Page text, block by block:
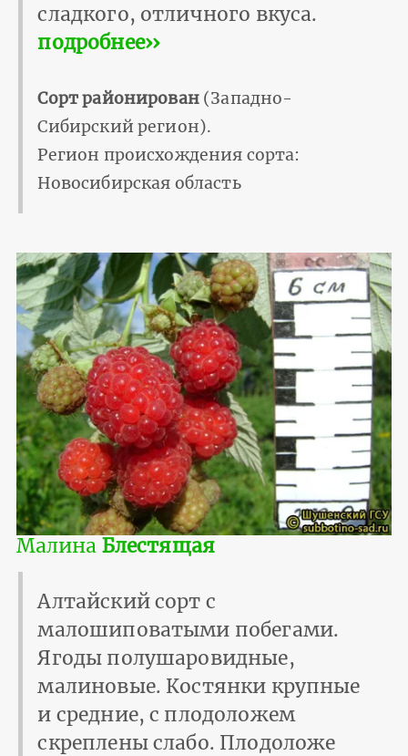
сладкого, отличного вкуса.
подробнее››
Сорт районирован(Западно-
Сибирский регион).
Регион происхождения сорта:
Новосибирская область
Малина Блестящая
Алтайский сорт с
малошиповатыми побегами.
Ягоды полушаровидные,
малиновые. Костянки крупные
и средние, с плодоложем
скреплены слабо. Плодоложе